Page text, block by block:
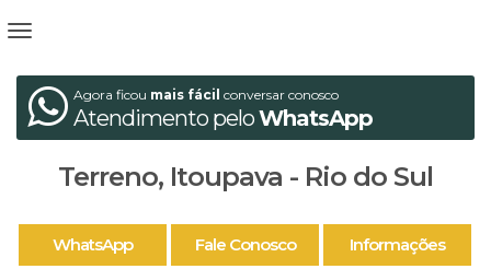
Agora ficou mais fácil conversar conosco
Atendimento peloWhatsApp
Terreno, Itoupava - Rio do Sul
WhatsApp Fale Conosco Informações